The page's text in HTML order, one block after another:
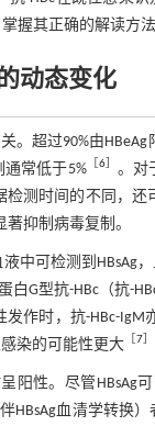
握其正确的解读方
动态变化
。超过90%由
常低于5% ［6］ 。对
测时间的不同，
抑制病毒复制。
中可检测到HBsAg
白G型抗-HBc（抗-
作时，抗-HBc-
染的可能性更大 ［7］
阳性。尽管
HBsAg血清学转换